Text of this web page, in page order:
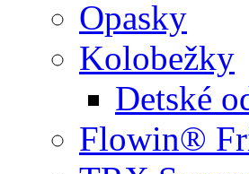
Opasky
Kolobežky
Detské
Flowin®